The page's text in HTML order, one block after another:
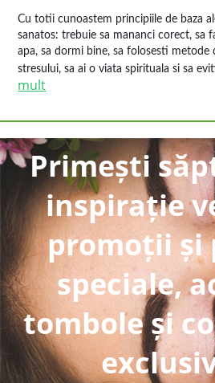
Cu totii cunoastem principiile de baza
sanatos: trebuie sa mananci corect, sa
apa, sa dormi bine, sa folosesti metode
stresului, sa ai o viata spirituala si sa
mult
Primești
inspirație
promoții
speciale,
tombole și